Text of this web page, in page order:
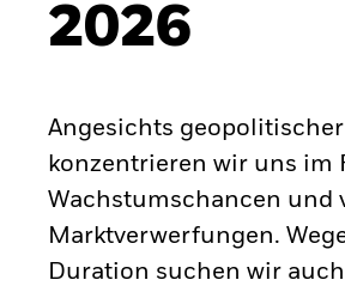
2026
Angesichts
konzentrieren wir uns
Wachstumschancen und
Marktverwerfungen.
Duration suchen wir